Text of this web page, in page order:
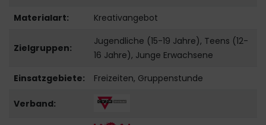
Materialart:
Kreativangebot
Zielgruppen:
Jugendliche (15-19 Jahre), Teens (12-
16 Jahre), Junge Erwachsene
Einsatzgebiete:
Freizeiten, Gruppenstunde
Verband: